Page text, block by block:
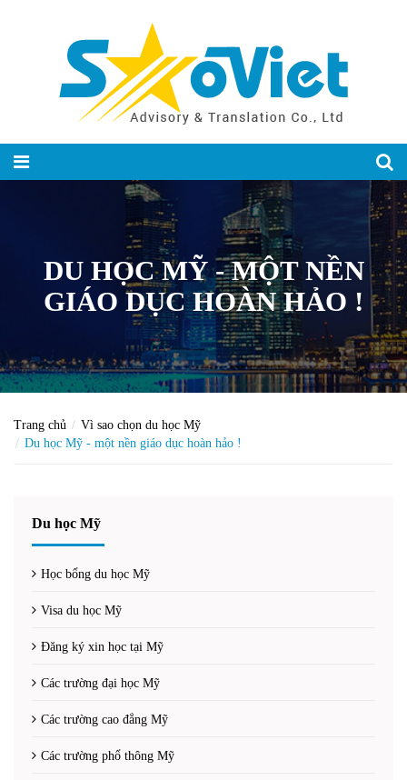
DU HỌC MỸ - MỘT NỀN
GIÁO DỤC HOÀN HẢO !
Trang chủ
Vì sao chọn du học Mỹ
Du học Mỹ - một nền giáo dục hoàn hảo !
Du học Mỹ
Học bổng du học Mỹ
Visa du học Mỹ
Đăng ký xin học tại Mỹ
Các trường đại học Mỹ
Các trường cao đẳng Mỹ
Các trường phổ thông Mỹ